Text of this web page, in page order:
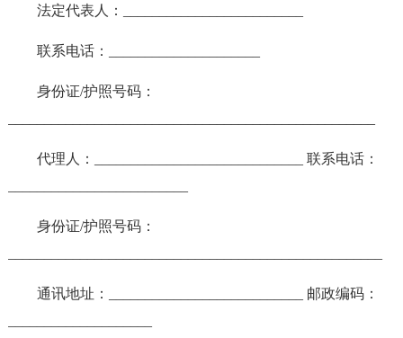
法定代表人：_________________________
联系电话：_____________________
身份证/护照号码：
代理人：_____________________________ 联系电话：
身份证/护照号码：
通讯地址：___________________________ 邮政编码：